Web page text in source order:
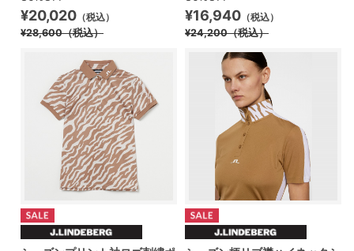
¥20,020 （税込）
¥28,600（税込）
¥16,940 （税込）
¥24,200（税込）